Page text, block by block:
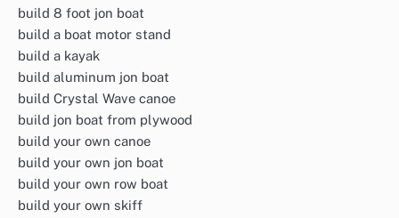
build 8 foot jon boat
build a boat motor stand
build a kayak
build aluminum jon boat
build Crystal Wave canoe
build jon boat from plywood
build your own canoe
build your own jon boat
build your own row boat
build your own skiff